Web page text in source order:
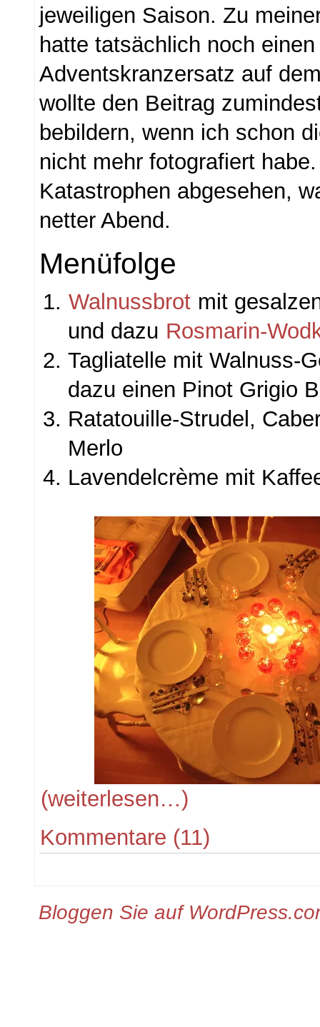
jeweiligen Saison. Zu
hatte tatsächlich noch
Adventskranzersatz auf
wollte den Beitrag
bebildern, wenn ich schon
nicht mehr fotografiert
Katastrophen abgesehen,
netter Abend.
Menüfolge
Walnussbrot mit
und dazu Rosmarin-
Tagliatelle mit Walnuss-
dazu einen Pinot Grigio
Ratatouille-Strudel,
Merlo
Lavendelcrème mit
(weiterlesen…)
Kommentare (11)
Bloggen Sie auf